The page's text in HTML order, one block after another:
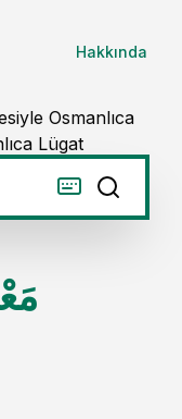
Hakkında
Osmanlıca
Lügat